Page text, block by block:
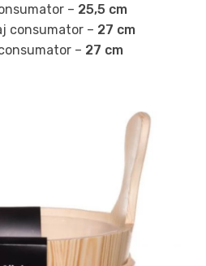
– 25,5 cm
consumator – 27 cm
– 27 cm